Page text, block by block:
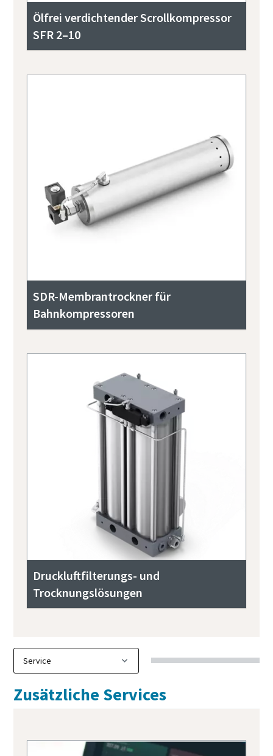
Ölfrei verdichtender Scrollkompressor
SFR 2–10
SDR-Membrantrockner für
Bahnkompressoren
Druckluftfilterungs- und
Trocknungslösungen
Zusätzliche Services